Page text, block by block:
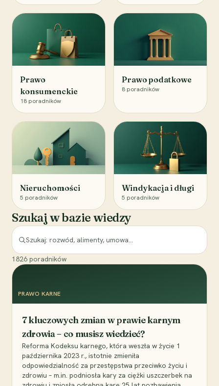
Prawo
konsumenckie
18 poradników
Prawo podatkowe
8 poradników
Nieruchomości
5 poradników
Windykacja i długi
5 poradników
Szukaj w bazie wiedzy
1826 poradników
PRAWO KARNE
7 kluczowych zmian w prawie karnym
zdrowia – co musisz wiedzieć?
Reforma Kodeksu karnego, która weszła w życie 1
października 2023 r., istotnie zmieniła
odpowiedzialność za przestępstwa przeciwko życiu i
zdrowiu – m.in. podniosła kary za ciężki uszczerbek na